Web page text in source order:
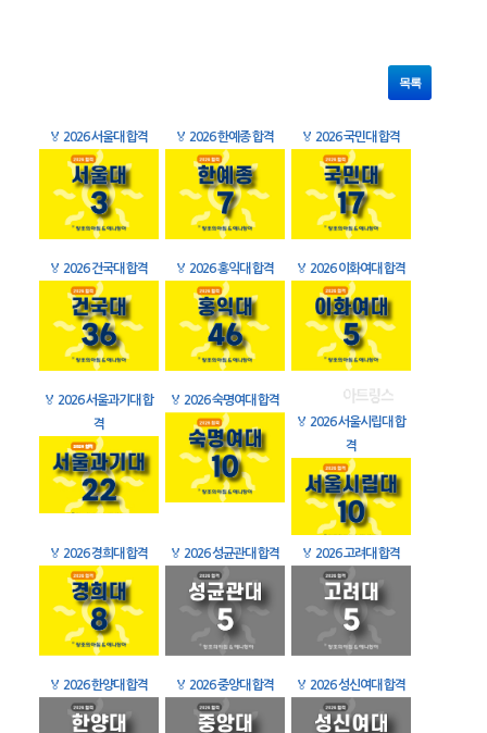
목록
🏅 2026 서울대 합격 🏅 2026 한예종 합격 🏅 2026 국민대 합격
🏅 2026 건국대 합격 🏅 2026 홍익대 합격 🏅 2026 이화여대 합격
🏅 2026 서울과기대 합
격
🏅 2026 숙명여대 합격
🏅 2026 서울시립대 합
격
🏅 2026 경희대 합격 🏅 2026 성균관대 합격 🏅 2026 고려대 합격
🏅 2026 한양대 합격 🏅 2026 중앙대 합격 🏅 2026 성신여대 합격